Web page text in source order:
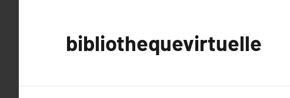
bibliothequevirtuelle